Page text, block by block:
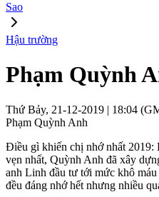
Sao
Hậu trường
Phạm Quỳnh
Thứ Bảy, 21-12-2019 | 18:04
Phạm Quỳnh Anh
Điều gì khiến chị nhớ nhất 2019:
vẹn nhất, Quỳnh Anh đã xây
anh Linh đầu tư tới mức khô
đều đáng nhớ hết nhưng nhiều